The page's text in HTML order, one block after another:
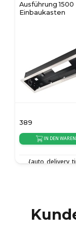
Ausführung 1500
Einbaukasten
389
IN DEN